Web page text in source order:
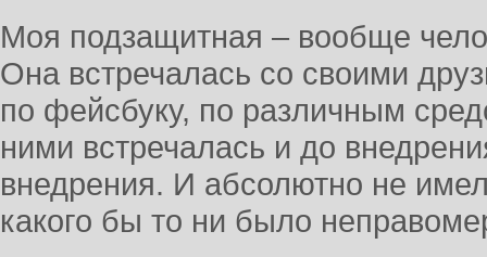
Моя подзащитная – вообще
Она встречалась со своими
по фейсбуку, по различным
ними встречалась и до
внедрения. И абсолютно не
какого бы то ни было